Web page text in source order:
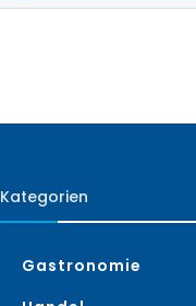
Kategorien
Gastronomie